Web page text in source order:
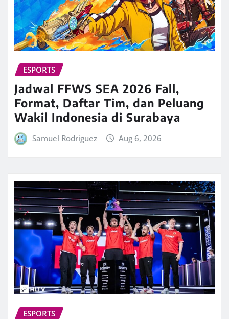
ESPORTS
Jadwal FFWS SEA 2026 Fall,
Format, Daftar Tim, dan Peluang
Wakil Indonesia di Surabaya
Samuel Rodriguez Aug 6, 2026
ESPORTS